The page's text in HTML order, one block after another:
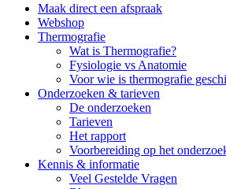
Maak direct een afspraak
Webshop
Thermografie
Wat is Thermografie?
Fysiologie vs Anatomie
Voor wie is thermografie
Onderzoeken & tarieven
De onderzoeken
Tarieven
Het rapport
Voorbereiding op het
Kennis & informatie
Veel Gestelde Vragen